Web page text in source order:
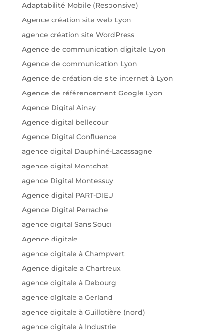
Adaptabilité Mobile (Responsive)
Agence création site web Lyon
agence création site WordPress
Agence de communication digitale Lyon
Agence de communication Lyon
Agence de création de site internet à Lyon
Agence de référencement Google Lyon
Agence Digital Ainay
Agence digital bellecour
Agence Digital Confluence
agence digital Dauphiné-Lacassagne
agence digital Montchat
agence Digital Montessuy
Agence digital PART-DIEU
Agence Digital Perrache
agence digital Sans Souci
Agence digitale
agence digitale à Champvert
Agence digitale a Chartreux
agence digitale à Debourg
agence digitale a Gerland
agence digitale à Guillotière (nord)
agence digitale à Industrie